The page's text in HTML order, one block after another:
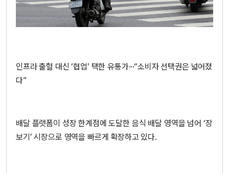
인프라 출혈 대신 ‘협업’ 택한 유통가···“소비자 선택권은 넓어졌
다”
배달 플랫폼이 성장 한계점에 도달한 음식 배달 영역을 넘어 ‘장
보기’ 시장으로 영역을 빠르게 확장하고 있다.